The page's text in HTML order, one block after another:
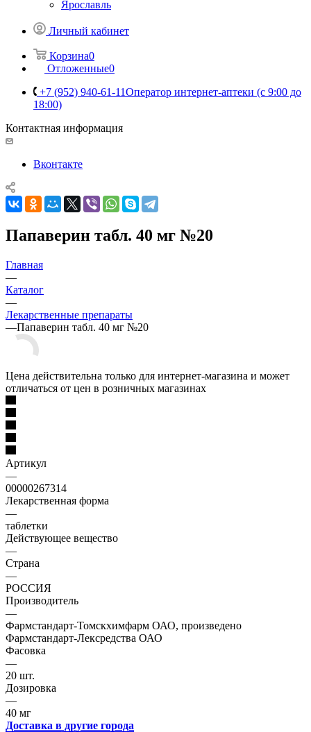
Ярославль
Личный кабинет
Корзина0
Отложенные0
+7 (952) 940-61-11Оператор интернет-аптеки (с 9:00 до
18:00)
Контактная информация
Вконтакте
Папаверин табл. 40 мг №20
Главная
—
Каталог
—
Лекарственные препараты
—Папаверин табл. 40 мг №20
Цена действительна только для интернет-магазина и может
отличаться от цен в розничных магазинах
Артикул
—
00000267314
Лекарственная форма
—
таблетки
Действующее вещество
—
Страна
—
РОССИЯ
Производитель
—
Фармстандарт-Томскхимфарм ОАО, произведено
Фармстандарт-Лексредства ОАО
Фасовка
—
20 шт.
Дозировка
—
40 мг
Доставка в другие города